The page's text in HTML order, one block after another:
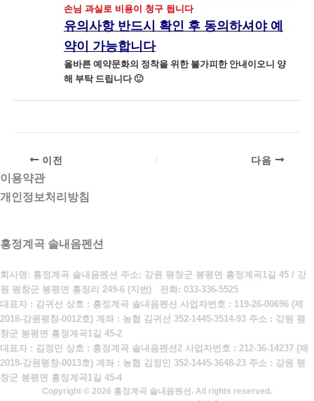
손님 과실로 비용이 청구 됩니다
유의사항 반드시 확인 후 동의하셔야 예
약이 가능합니다
올바른 예약문화의 정착을 위한 불가피한 안내이오니 양
해 부탁 드립니다 🙂
이전 다음
이용약관
개인정보처리방침
흥정계곡 솔내음펜션
회사명: 흥정계곡 솔내음펜션 주소: 강원 평창군 봉평면 흥정계곡1길 45 / 강
원 평창군 봉평면 흥정리 249-6 (지번) 전화: 033-336-5525
대표자 : 김귀선 상호 : 흥정계곡 솔내음펜션 사업자번호 : 119-26-00696 (제
2018-강원평창-0012호) 계좌 : 농협 김귀선 352-1445-3514-93 주소 : 강원 평
창군 봉평면 흥정계곡1길 45-2
대표자 : 김정민 상호 : 흥정계곡 솔내음펜션2 사업자번호 : 212-36-14237 (제
2018-강원평창-0013호) 계좌 : 농협 김정민 352-1445-3648-23 주소 : 강원 평
창군 봉평면 흥정계곡1길 45-4
Copyright © 2026 흥정계곡 솔내음펜션. All rights reserved.